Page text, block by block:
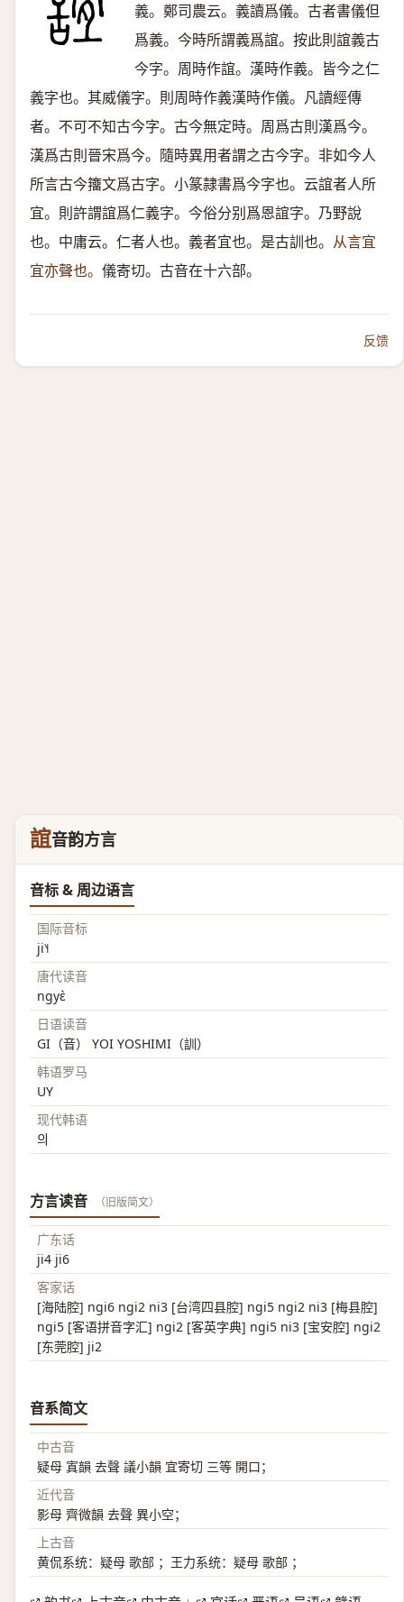
義。鄭司農云。義讀爲儀。古者書儀但
爲義。今時所謂義爲誼。按此則誼義古
今字。周時作誼。漢時作義。皆今之仁
義字也。其威儀字。則周時作義漢時作儀。凡讀經傳
者。不可不知古今字。古今無定時。周爲古則漢爲今。
漢爲古則晉宋爲今。隨時異用者謂之古今字。非如今人
所言古今籒文爲古字。小篆隷書爲今字也。云誼者人所
宜。則許謂誼爲仁義字。今俗分别爲恩誼字。乃野說
也。中庸云。仁者人也。義者宜也。是古訓也。 从言宜
宜亦聲也。 儀寄切。古音在十六部。
反馈
誼音韵方言
音标 & 周边语言
国际音标
ji˥˧
唐代读音
ngyɛ̀
日语读音
GI（音） YOI YOSHIMI（訓）
韩语罗马
UY
现代韩语
의
方言读音 （旧版简文）
广东话
ji4 ji6
客家话
[海陆腔] ngi6 ngi2 ni3 [台湾四县腔] ngi5 ngi2 ni3 [梅县腔]
ngi5 [客语拼音字汇] ngi2 [客英字典] ngi5 ni3 [宝安腔] ngi2
[东莞腔] ji2
音系简文
中古音
疑母 寘韻 去聲 議小韻 宜寄切 三等 開口；
近代音
影母 齊微韻 去聲 異小空；
上古音
黄侃系统：疑母 歌部 ；王力系统：疑母 歌部 ；